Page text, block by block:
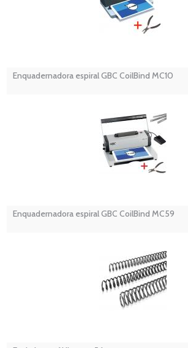
Enquadernadora espiral GBC CoilBind MC10
Enquadernadora espiral GBC CoilBind MC59